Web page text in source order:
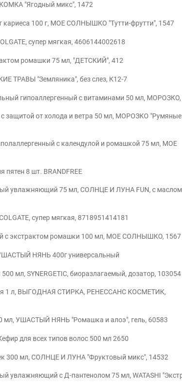
"Ягодный микс", 1472
кариеса 100 г, МОЕ СОЛНЫШКО "Тутти-фрутти", 1547
супер мягкая, 4606144002618
ромашки 75 мл, "ДЕТСКИЙ", 412
ТРАВЫ "Земляника", без слез, К12-7
гипоаллергенный с витаминами 50 мл, МОРОЗКО,
с защитой от холода и ветра 50 мл, МОРОЗКО "Румяные
с календулой и ромашкой 75 мл, МОЕ
8 шт. BRANDFREE
увлажняющий 75 мл, СОЛНЦЕ И ЛУНА FUN, с
супер мягкая, 8718951414181
с экстрактом ромашки 100 мл, МОЕ СОЛНЫШКО, 1567
НЯНЬ 400г универсальный
мл, SYNERGETIC, биоразлагаемый, дозатор, 103054
1 л, ВЫГОДНАЯ СТИРКА, РЕНЕССАНС КОСМЕТИК,
мл, УШАСТЫЙ НЯНЬ "Ромашка и алоэ", гель, 60583
для всех типов волос 500 мл 2650
300 мл, СОЛНЦЕ И ЛУНА "Фруктовый микс", 14532
увлажняющий с Д-пантенолом 75 мл, WATASHI